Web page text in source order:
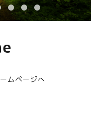
ムページへ